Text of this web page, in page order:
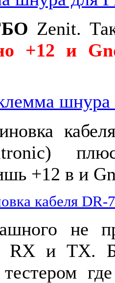
Zenit.
+12 и
+12 в и
не
RX и TX.
тестером